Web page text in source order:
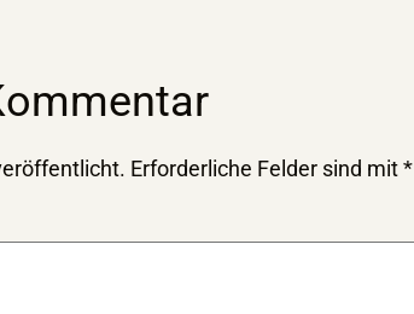
Erforderliche Felder sind mit*